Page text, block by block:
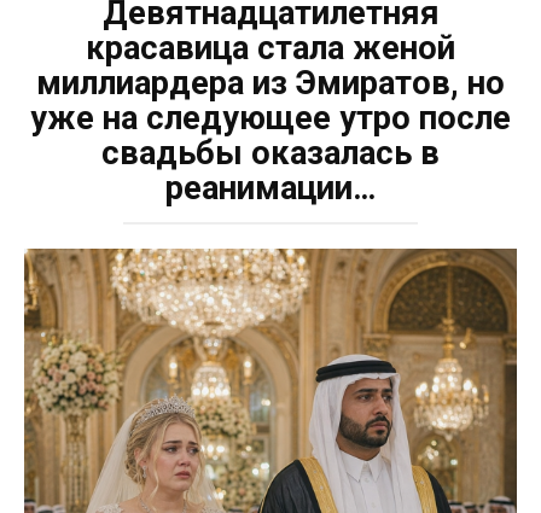
Девятнадцатилетняя
красавица стала женой
миллиардера из Эмиратов, но
уже на следующее утро после
свадьбы оказалась в
реанимации…